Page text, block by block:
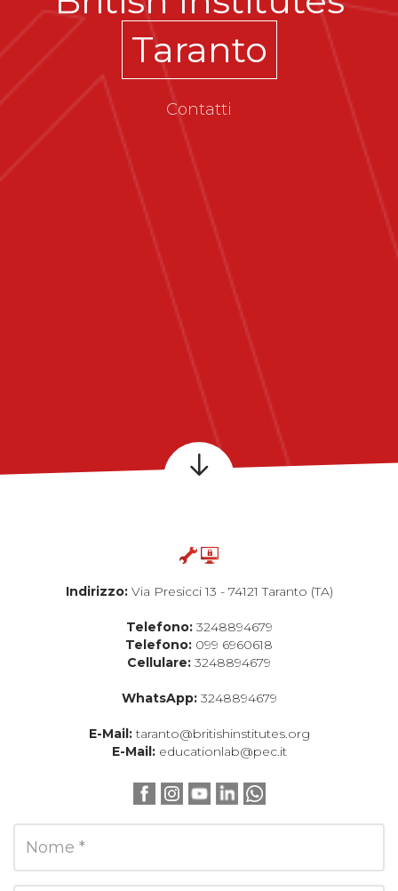
Taranto
Contatti
Indirizzo:Via Presicci 13 - 74121 Taranto (TA)
Telefono: 3248894679
Telefono: 099 6960618
Cellulare: 3248894679
WhatsApp: 3248894679
E-Mail: taranto@britishinstitutes.org
E-Mail: educationlab@pec.it